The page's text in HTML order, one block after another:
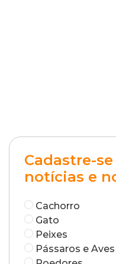
Cadastre-
notícias e
Cachorro
Gato
Peixes
Pássaros e Aves